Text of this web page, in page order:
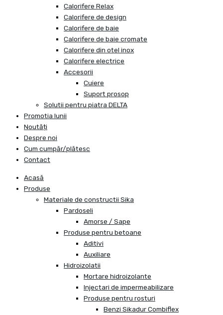
Calorifere Relax
Calorifere de design
Calorifere de baie
Calorifere de baie cromate
Calorifere din otel inox
Calorifere electrice
Accesorii
Cuiere
Suport prosop
Solutii pentru piatra DELTA
Promotia lunii
Noutăți
Despre noi
Cum cumpăr/plătesc
Contact
Acasă
Produse
Materiale de constructii Sika
Pardoseli
Amorse / Sape
Produse pentru betoane
Aditivi
Auxiliare
Hidroizolatii
Mortare hidroizolante
Injectari de impermeabilizare
Produse pentru rosturi
Benzi Sikadur Combiflex